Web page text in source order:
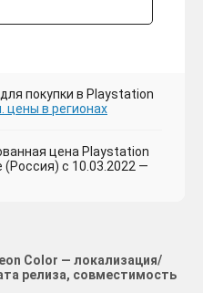
покупки в Playstation
цены в регионах
цена Playstation
с 10.03.2022 —
Color — локализация/
релиза, совместимость